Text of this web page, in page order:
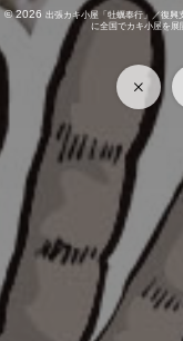
© 2026 出張カキ小屋「牡蠣奉行」／復興
に全国でカキ小屋を展